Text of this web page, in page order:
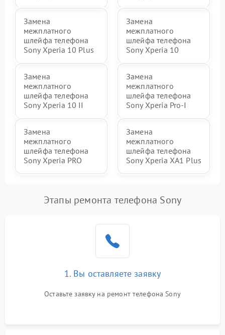
Замена
межплатного
шлейфа телефона
Sony Xperia 10 Plus
Замена
межплатного
шлейфа телефона
Sony Xperia 10
Замена
межплатного
шлейфа телефона
Sony Xperia 10 II
Замена
межплатного
шлейфа телефона
Sony Xperia Pro‑I
Замена
межплатного
шлейфа телефона
Sony Xperia PRO
Замена
межплатного
шлейфа телефона
Sony Xperia XA1 Plus
Этапы ремонта телефона Sony
1. Вы оставляете заявку
Оставьте заявку на ремонт телефона Sony